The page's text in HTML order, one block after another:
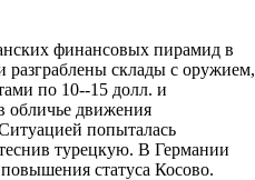
финансовых пирамид в
разграблены склады с оружием,
по 10--15 долл. и
обличье движения
попыталась
турецкую. В Германии
статуса Косово.